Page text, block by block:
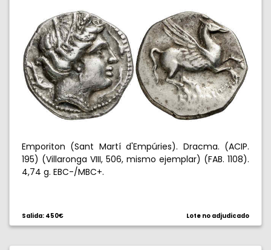
Emporiton (Sant Martí d'Empúries). Dracma. (ACIP.
195) (Villaronga VIII, 506, mismo ejemplar) (FAB. 1108).
4,74 g. EBC-/MBC+.
Salida: 450€ Lote no adjudicado